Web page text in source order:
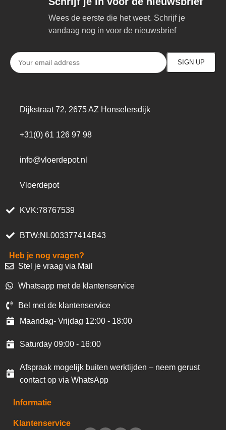
Wees de eerste die het weet. Schrijf je
vandaag nog in voor de nieuwsbrief
Dijkstraat 72, 2675 AZ Honselersdijk
+31(0) 61 126 97 98
info@vloerdepot.nl
Vloerdepot
KVK:78767539
BTW:NL003377414B43
Heb je nog vragen?
Stel je vraag via Mail
Whatsapp met de klantenservice
Bel met de klantenservice
Maandag- Vrijdag 12:00 - 18:00
Saturday 09:00 - 16:00
Afspraak mogelijk buiten werktijden – neem gerust
contact op via WhatsApp
Informatie
Klantenservice